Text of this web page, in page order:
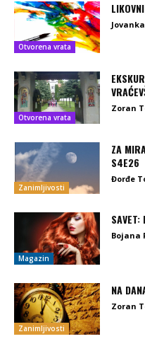
Otvorena vrata
Otvorena vrata
Zoran
Zanimljivosti
ZA
S4E26
Đorđe
Magazin
SAVET:
Bojana
Zanimljivosti
NA
Zoran